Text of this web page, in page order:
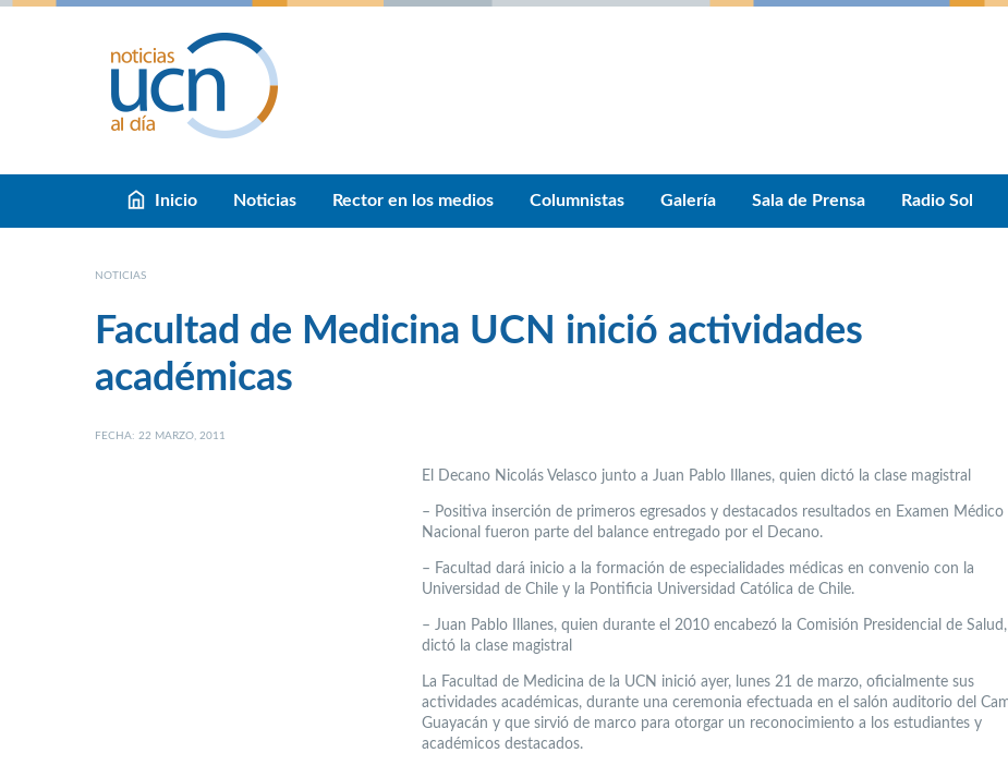
Inicio Noticias Rector en los medios Columnistas Galería Sala de Prensa Radio Sol
NOTICIAS
Facultad de Medicina UCN inició actividades
académicas
FECHA: 22 MARZO, 2011
El Decano Nicolás Velasco junto a Juan Pablo Illanes, quien dictó la clase magistral
– Positiva inserción de primeros egresados y destacados resultados en Examen Médico
Nacional fueron parte del balance entregado por el Decano.
– Facultad dará inicio a la formación de especialidades médicas en convenio con la
Universidad de Chile y la Pontificia Universidad Católica de Chile.
– Juan Pablo Illanes, quien durante el 2010 encabezó la Comisión Presidencial de Salud,
dictó la clase magistral
La Facultad de Medicina de la UCN inició ayer, lunes 21 de marzo, oficialmente sus
actividades académicas, durante una ceremonia efectuada en el salón auditorio del
Guayacán y que sirvió de marco para otorgar un reconocimiento a los estudiantes y
académicos destacados.